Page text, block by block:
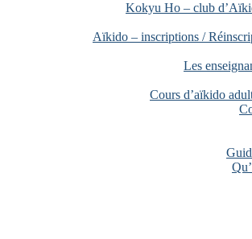
Kokyu Ho – club
Aïkido – inscriptions /
Les
Cours d’aïkido